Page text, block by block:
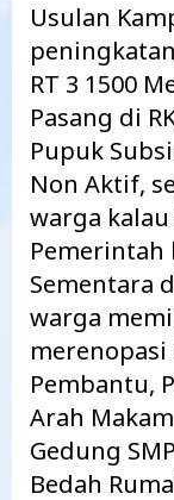
Usulan
RT 3 1500
Pasang di
Pupuk
Non Aktif,
warga
Pemerintah
Sementara
warga
merenopasi
Pembantu,
Arah
Gedung
Bedah